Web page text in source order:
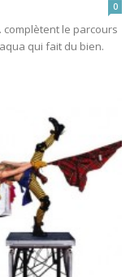
0
le parcours
qui fait du bien.